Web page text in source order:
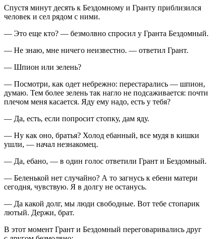
Спустя минут десять к Бездомному и Гранту приблизился
человек и сел рядом с ними.
— Это еще кто? — безмолвно спросил у Гранта Бездомный.
— Не знаю, мне ничего неизвестно. — ответил Грант.
— Шпион или зелень?
— Посмотри, как одет небрежно: перестарались — шпион,
думаю. Тем более зелень так нагло не подсаживается: почти
плечом меня касается. Яду ему надо, есть у тебя?
— Да, есть, если попросит стопку, дам яду.
— Ну как оно, братья? Холод ебанный, все мудя в кишки
ушли, — начал незнакомец.
— Да, ебано, — в один голос ответили Грант и Бездомный.
— Беленькой нет случайно? А то загнусь к ебени матери
сегодня, чувствую. Я в долгу не останусь.
— Да какой долг, мы люди свободные. Вот тебе стопарик
лютый. Держи, брат.
В этот момент Грант и Бездомный переговаривались друг